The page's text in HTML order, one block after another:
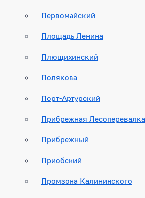
Первомайский
Площадь Ленина
Плющихинский
Полякова
Порт-Артурский
Прибрежная Лесоперевалка
Прибрежный
Приобский
Промзона Калининского